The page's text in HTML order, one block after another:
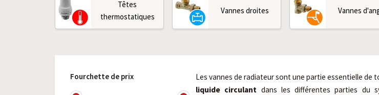
Têtes
thermostatiques
Vannes droites Vannes
Fourchette de prix Les vannes de radiateur sont une partie essentielle de
liquide circulant dans les différentes parties du